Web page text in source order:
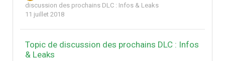
discussion des prochains DLC : Infos & Leaks
11 juillet 2018
Topic de discussion des prochains DLC : Infos
& Leaks